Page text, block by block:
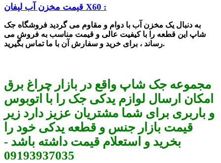
قیمت مخزن آب لیفان X60 :
به دنبال یک مخزن آب با دوام و مقاوم می گردید فروشگاه جک
شاپ این قطعه را با کیفیت عالی و قیمت مناسب به فروش می
رساند ، برای خرید و سفارش آن با ما تماس بگیرید.
مجموعه جک شاپ واقع در بازار چراغ برق
امکان ارسال لوازم یدکی جک را با اتوبوس
و باربری برای شما مشتریان عزیز دارد زیر
قیمت بازار جنس و قطعه یدکی خود را
بخرید و استعلام قیمت داشته باشد -
09193937035